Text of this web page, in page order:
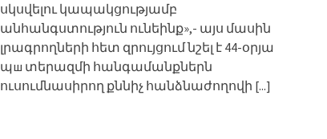
սկսվելու կապակցությամբ
անհանգստություն ունեինք»,- այս մասին
լրագրողների հետ զրույցում նշել է 44-օրյա
պш տերազմի հանգամանքներն
ուսումնասիրող քննիչ հանձնաժողովի [...]